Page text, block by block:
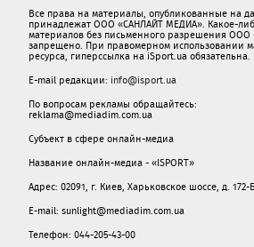
Все права на материалы, опубликованные на
принадлежат ООО «САНЛАЙТ МЕДИА». Какое-
материалов без письменного разрешения
запрещено. При правомерном использовании
ресурса, гиперссылка на iSport.ua обязательна.
E-mail редакции: info@isport.ua
По вопросам рекламы обращайтесь:
reklama@mediadim.com.ua
Субъект в сфере онлайн-медиа
Название онлайн-медиа - «ISPORT»
Адрес: 02091, г. Киев, Харьковское шоссе, д.
E-mail: sunlight@mediadim.com.ua
Телефон: 044-205-43-00